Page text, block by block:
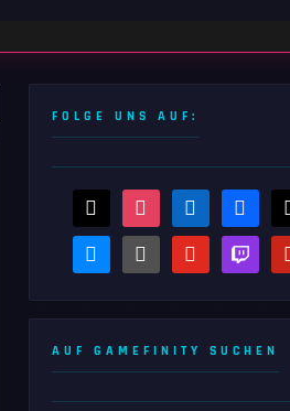
FOLGE UNS AUF:
threads instagramlinkedin
bluesky steam-
square
youtubetwitch
AUF GAMEFINITY SUCHEN